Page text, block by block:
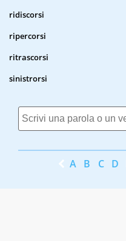
ridiscorsi
ripercorsi
ritrascorsi
sinistrorsi
A B C D